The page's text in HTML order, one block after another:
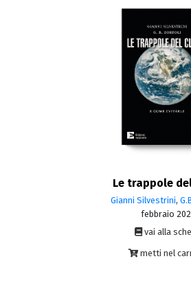
Le trappole
Gianni Silvestrini,
febbraio
vai alla
metti nel